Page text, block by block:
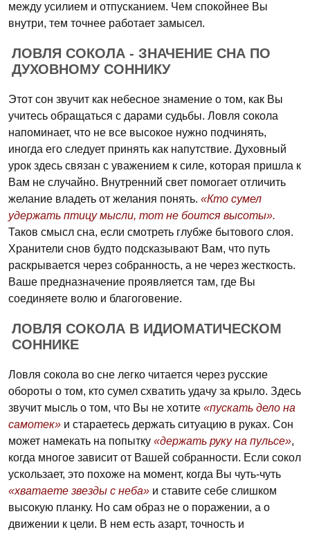
между усилием и отпусканием. Чем спокойнее Вы
внутри, тем точнее работает замысел.
ЛОВЛЯ СОКОЛА - ЗНАЧЕНИЕ СНА ПО
ДУХОВНОМУ СОННИКУ
Этот сон звучит как небесное знамение о том, как Вы
учитесь обращаться с дарами судьбы. Ловля сокола
напоминает, что не все высокое нужно подчинять,
иногда его следует принять как напутствие. Духовный
урок здесь связан с уважением к силе, которая пришла к
Вам не случайно. Внутренний свет помогает отличить
желание владеть от желания понять. «Кто сумел
удержать птицу мысли, тот не боится высоты».
Таков смысл сна, если смотреть глубже бытового слоя.
Хранители снов будто подсказывают Вам, что путь
раскрывается через собранность, а не через жесткость.
Ваше предназначение проявляется там, где Вы
соединяете волю и благоговение.
ЛОВЛЯ СОКОЛА В ИДИОМАТИЧЕСКОМ
СОННИКЕ
Ловля сокола во сне легко читается через русские
обороты о том, кто сумел схватить удачу за крыло. Здесь
звучит мысль о том, что Вы не хотите «пускать дело на
самотек» и стараетесь держать ситуацию в руках. Сон
может намекать на попытку «держать руку на пульсе»,
когда многое зависит от Вашей собранности. Если сокол
ускользает, это похоже на момент, когда Вы чуть-чуть
«хватаете звезды с неба» и ставите себе слишком
высокую планку. Но сам образ не о поражении, а о
движении к цели. В нем есть азарт, точность и